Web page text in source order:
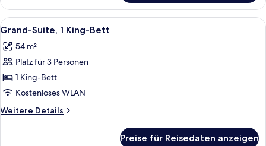
Zimmer,
2 Einzelbetten
Alle
Fotos
für
Grand-
Suite,
1 King-
Bett
anzeigen
Ein modernes Hotelzimmer mit
4
Grand-Suite, 1 King-Bett
54 m²
Platz für 3 Personen
1 King-Bett
Kostenloses WLAN
Weitere Details
Weitere
Preise für Reisedaten anzeigen